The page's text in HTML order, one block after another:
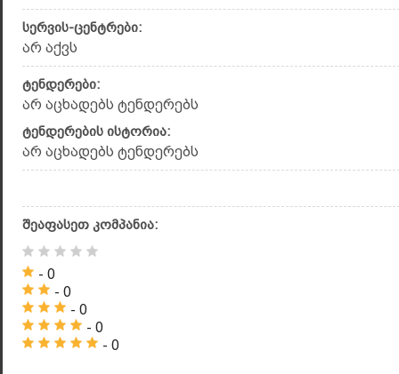
სერვის-ცენტრები:
არ აქვს
ტენდერები:
არ აცხადებს ტენდერებს
ტენდერების ისტორია:
არ აცხადებს ტენდერებს
შეაფასეთ კომპანია:
- 0
- 0
- 0
- 0
- 0